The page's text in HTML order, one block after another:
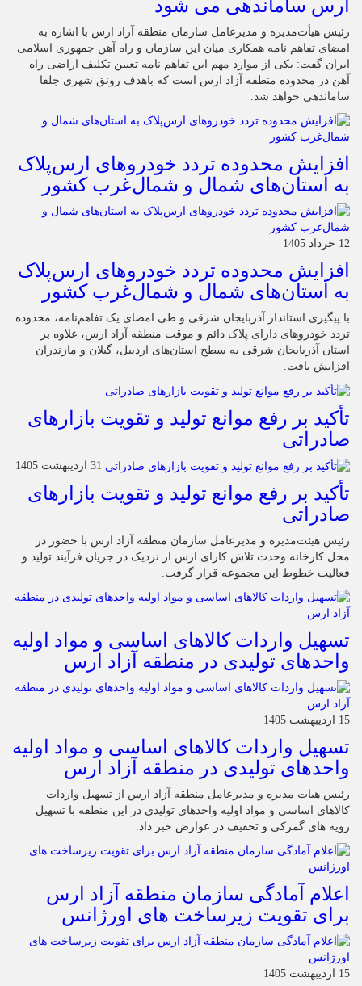
ارس ساماندهی می شود
رئیس هیأت‌مدیره و مدیرعامل سازمان منطقه آزاد ارس با اشاره به
امضای تفاهم نامه همکاری میان این سازمان و راه آهن جمهوری اسلامی
ایران گفت: یکی از موارد مهم این تفاهم نامه تعیین تکلیف اراضی راه
آهن در محدوده منطقه آزاد ارس است که باهدف رونق شهری جلفا
ساماندهی خواهد شد.
افزایش محدوده تردد خودروهای ارس‌پلاک
به استان‌های شمال و شمال‌غرب کشور
12 خرداد 1405
افزایش محدوده تردد خودروهای ارس‌پلاک
به استان‌های شمال و شمال‌غرب کشور
با پیگیری استاندار آذربایجان شرقی و طی امضای یک تفاهم‌نامه، محدوده
تردد خودروهای دارای پلاک دائم و موقت منطقه آزاد ارس، علاوه بر
استان آذربایجان شرقی به سطح استان‌های اردبیل، گیلان و مازندران
افزایش یافت.
تأکید بر رفع موانع تولید و تقویت بازارهای
صادراتی
31 اردیبهشت 1405
تأکید بر رفع موانع تولید و تقویت بازارهای
صادراتی
رئیس هیئت‌مدیره و مدیرعامل سازمان منطقه آزاد ارس با حضور در
محل کارخانه وحدت تلاش کارای ارس از نزدیک در جریان فرآیند تولید و
فعالیت خطوط این مجموعه قرار گرفت.
تسهیل واردات کالاهای اساسی و مواد اولیه
واحدهای تولیدی در منطقه آزاد ارس
15 اردیبهشت 1405
تسهیل واردات کالاهای اساسی و مواد اولیه
واحدهای تولیدی در منطقه آزاد ارس
رئیس هیات مدیره و مدیرعامل منطقه آزاد ارس از تسهیل واردات
کالاهای اساسی و مواد اولیه واحدهای تولیدی در این منطقه با تسهیل
رویه های گمرکی و تخفیف در عوارض خبر داد.
اعلام آمادگی سازمان منطقه آزاد ارس
برای تقویت زیرساخت‌ های اورژانس
15 اردیبهشت 1405